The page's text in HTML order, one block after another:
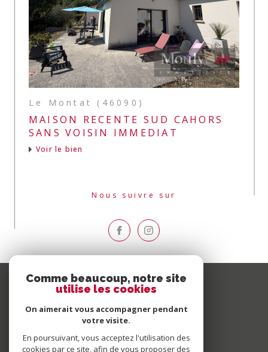
Le Montat (46090)
MAISON RECENTE SUD CAHORS
SANS VOISIN IMMEDIAT
Voir le bien
Nous suivre sur
Comme beaucoup, notre site
utilise les cookies
On aimerait vous accompagner pendant
votre visite.
En poursuivant, vous acceptez l'utilisation des
cookies par ce site, afin de vous proposer des